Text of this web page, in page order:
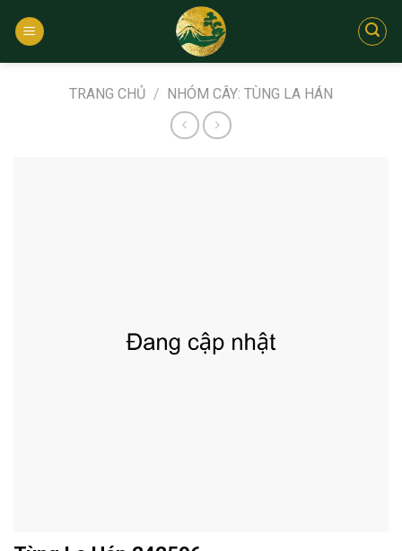
qua
TRANG CHỦ / NHÓM CÂY: TÙNG LA HÁN